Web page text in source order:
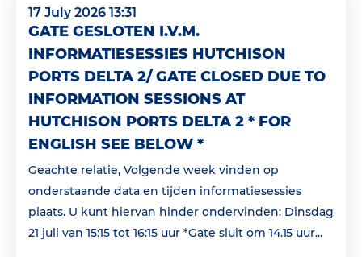
17 July 2026 13:31
GATE GESLOTEN I.V.M.
INFORMATIESESSIES HUTCHISON
PORTS DELTA 2/ GATE CLOSED DUE TO
INFORMATION SESSIONS AT
HUTCHISON PORTS DELTA 2 * FOR
ENGLISH SEE BELOW *
Geachte relatie, Volgende week vinden op
onderstaande data en tijden informatiesessies
plaats. U kunt hiervan hinder ondervinden: Dinsdag
21 juli van 15:15 tot 16:15 uur *Gate sluit om 14.15 uur...